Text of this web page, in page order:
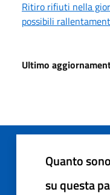
Ritiro rifiuti nella
possibili
Ultimo
Quanto
su questa